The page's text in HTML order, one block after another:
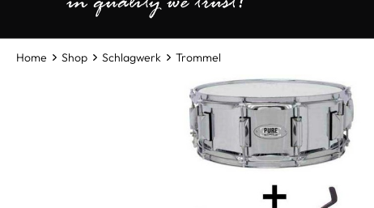
Home Shop Schlagwerk Trommel